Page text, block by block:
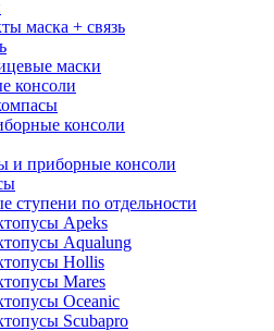
маска + связь
маски
консоли
консоли
и приборные консоли
ступени по отдельности
Apeks
Aqualung
Hollis
Mares
Oceanic
Scubapro